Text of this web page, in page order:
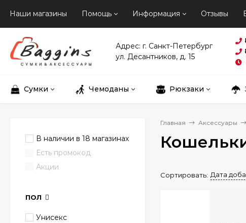
Наши магазины Помощь Информация Отзывы
Адрес: г. Санкт-Петербург
ул. Десантников, д. 15
Сумки Чемоданы Рюкзаки
Главная Аксессуары
Сортировать: Дата
В наличии в 18 магазинах
Есть промокод
Акции
ПОЛ
Унисекс